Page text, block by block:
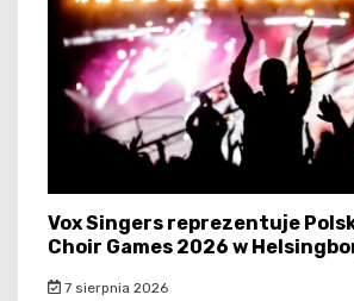
Vox Singers reprezentuje
Choir Games 2026 w
7 sierpnia 2026